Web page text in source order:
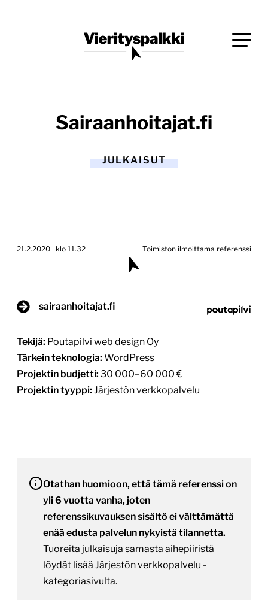
Vierityspalkki.fi
Sairaanhoitajat.fi
JULKAISUT
21.2.2020 | klo 11.32 Toimiston ilmoittama referenssi
sairaanhoitajat.fi
Tekijä: Poutapilvi web design Oy
Tärkein teknologia: WordPress
Projektin budjetti: 30 000–60 000 €
Projektin tyyppi: Järjestön verkkopalvelu
Otathan huomioon, että tämä referenssi on
yli 6 vuotta vanha, joten
referenssikuvauksen sisältö ei välttämättä
enää edusta palvelun nykyistä tilannetta.
Tuoreita julkaisuja samasta aihepiiristä
löydät lisää Järjestön verkkopalvelu -
kategoriasivulta.